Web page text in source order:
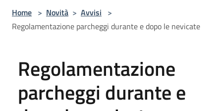
Home > Novità > Avvisi >
Regolamentazione parcheggi durante e dopo le nevicate
Regolamentazione
parcheggi durante e